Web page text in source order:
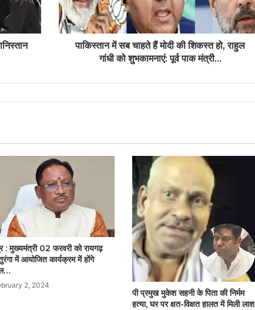
पाकिस्तान में सब चाहते हैं मोदी की शिकस्त हो, राहुल
गांधी को शुभकामनाएं: पूर्व पाक मंत्री…
: मुख्यमंत्री 02 फरवरी को रायगढ़
में आयोजित कार्यक्रम में होंगे
2, 2024
पी प्रमुख मुकेश सहनी के पिता की निर्मम
हत्या, घर पर क्षत-विक्षत हालत में मिली लाश